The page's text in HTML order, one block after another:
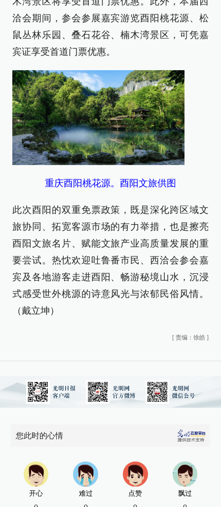
洽会期间，参会参展嘉宾游览酉阳桃花源、松
鼠丛林乐园、叠石花谷、楠木湾景区，可凭嘉
宾证享受首道门票优惠。
重庆酉阳桃花源。酉阳文旅供图
此次酉阳的双重免票政策，既是深化跨区域文
旅协同、拓宽客源市场的有力举措，也是擦亮
酉阳文旅名片、赋能文旅产业高质量发展的重
要尝试。热忱欢迎吐鲁番市民、西洽会参会嘉
宾及各地游客走进酉阳、畅游秘境山水，沉浸
式感受世外桃源的诗意风光与浓郁民俗风情。
（戴立坤）
[ 责编：徐皓 ]
您此时的心情
开心 难过 点赞 飘过